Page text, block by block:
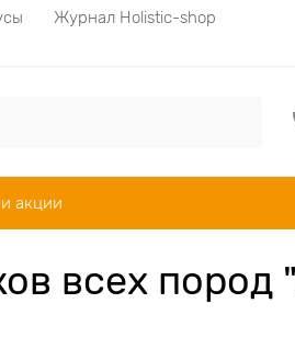
Журнал Holistic-shop
акции
всех пород